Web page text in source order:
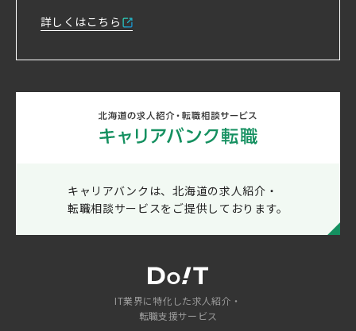
詳しくはこちら
キャリアバンクは、北海道の求人紹介・
転職相談サービスをご提供しております。
IT業界に特化した求人紹介・
転職支援サービス